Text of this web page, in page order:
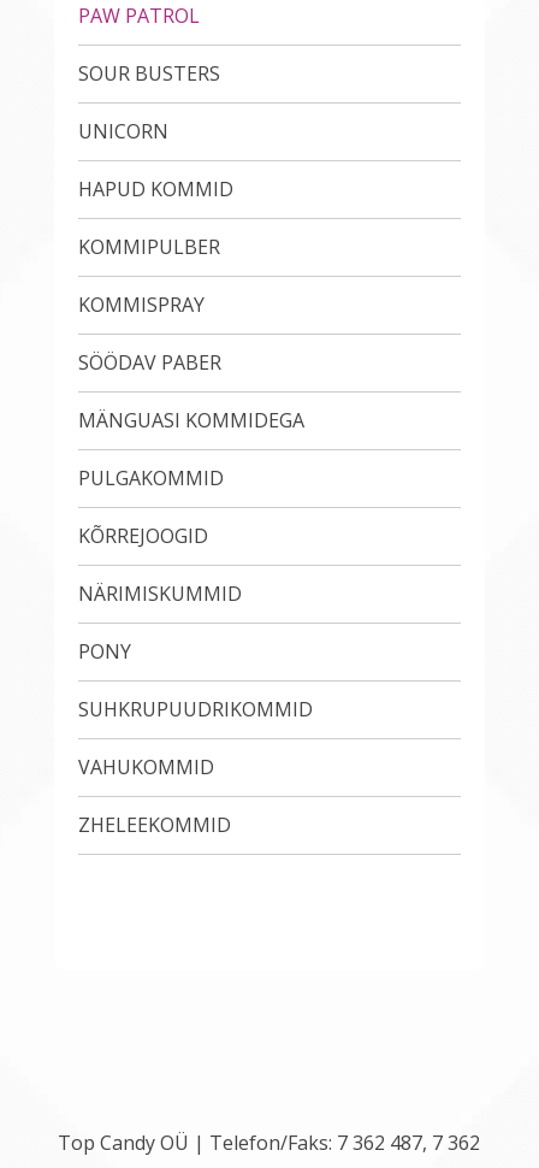
PAW PATROL
SOUR BUSTERS
UNICORN
HAPUD KOMMID
KOMMIPULBER
KOMMISPRAY
SÖÖDAV PABER
MÄNGUASI KOMMIDEGA
PULGAKOMMID
KÕRREJOOGID
NÄRIMISKUMMID
PONY
SUHKRUPUUDRIKOMMID
VAHUKOMMID
ZHELEEKOMMID
Top Candy OÜ | Telefon/Faks: 7 362 487, 7 362